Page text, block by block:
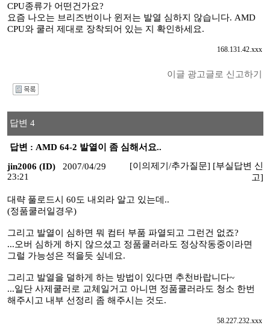
CPU종류가 어떤건가요?
요즘 나오는 브리즈번이나 윈저는 발열 심하지 않습니다. AMD
CPU와 쿨러 제대로 장착되어 있는 지 확인하세요.
168.131.42.xxx
이글 광고글로 신고하기
답변 4
답변 : AMD 64-2 발열이 좀 심해서요..
jin2006 (ID)
2007/04/29
23:21
[이의제기/추가질문] [부실답변 신
고]
대략 풀로드시 60도 내외라 알고 있는데..
(정품쿨러일경우)
그리고 발열이 심하면 뭐 컴터 부품 파열되고 그런건 없죠?
...오버 심하게 하지 않으셨고 정품쿨러라도 정상작동중이라면
그럴 가능성은 적을듯 싶네요.
그리고 발열을 덜하게 하는 방법이 있다면 추천바랍니다~
...일단 사제쿨러로 교체일거고 아니면 정품쿨러라도 청소 한번
해주시고 내부 선정리 좀 해주시는 것도.
58.227.232.xxx